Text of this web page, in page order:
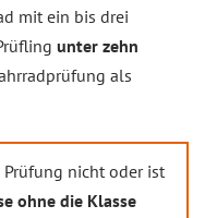
mit ein bis drei
unter zehn
als
nicht oder ist
ohne die Klasse